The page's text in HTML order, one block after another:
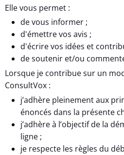
Elle vous permet :
de vous informer ;
d'émettre vos avis ;
d'écrire vos idées et
de soutenir et/ou
Lorsque je contribue sur un
ConsultVox :
j’adhère pleinement aux
énoncés dans la présente
j’adhère à l’objectif de la
ligne ;
je respecte les règles du